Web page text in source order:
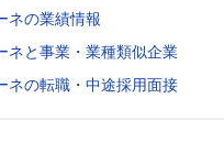
ネの業績情報
ネと事業・業種類似企業
ネの転職・中途採用面接